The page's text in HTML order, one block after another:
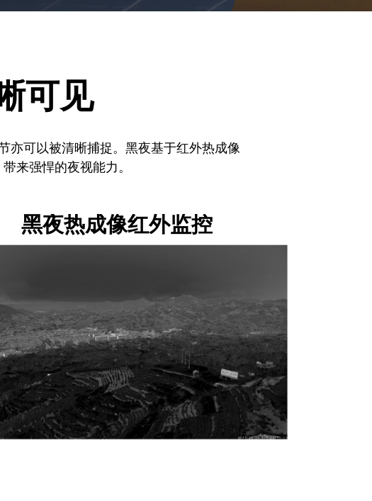
可见
黑夜热成像红外监控
亦可以被清晰捕捉。黑夜基于红外热成像
来强悍的夜视能力。